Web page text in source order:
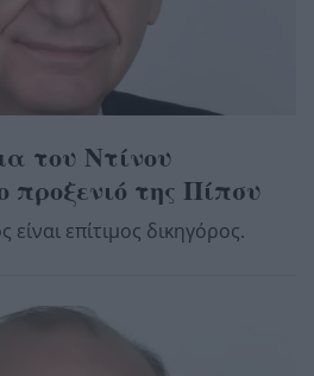
του Ντίνου
της Πίπσυ
επίτιμος δικηγόρος.